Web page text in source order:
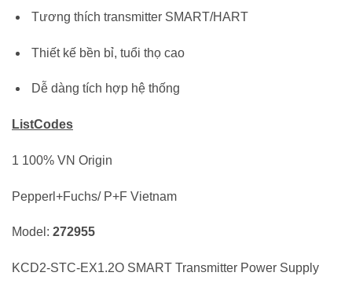
Tương thích transmitter SMART/HART
Thiết kế bền bỉ, tuổi thọ cao
Dễ dàng tích hợp hệ thống
ListCodes
1 100% VN Origin
Pepperl+Fuchs/ P+F Vietnam
Model: 272955
KCD2-STC-EX1.2O SMART Transmitter Power Supply